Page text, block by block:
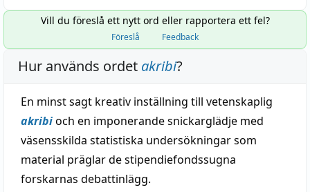
Vill du föreslå ett nytt ord eller rapportera ett fel?
Föreslå Feedback
Hur används ordet akribi?
En minst sagt kreativ inställning till vetenskaplig
akribioch en imponerande snickarglädje med
väsensskilda statistiska undersökningar som
material präglar de stipendiefondssugna
forskarnas debattinlägg.